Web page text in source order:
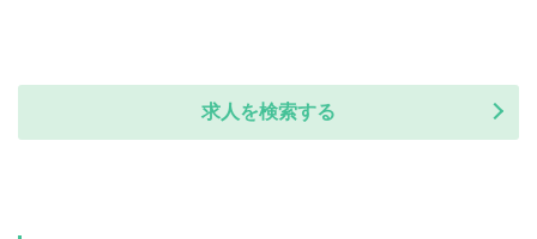
求人を検索する